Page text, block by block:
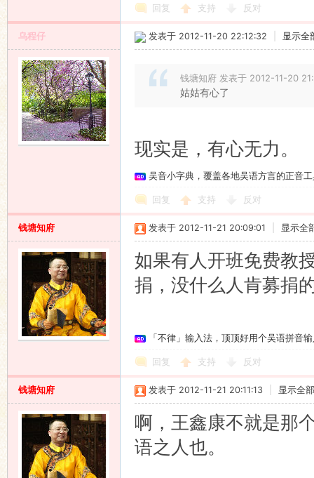
回复 支持 反对
乌程仔 发表于 2012-11-20 22:12:32 显示全
钱塘知府 发表于 2012-11-20
姑姑有心了
现实是，有心无力。
吴音小字典，覆盖各地吴语方言的正音
回复 支持 反对
钱塘知府 发表于 2012-11-21 20:09:01 显示全
如果有人开班免费教
捐，没什么人肯募捐
「不律」输入法，顶顶好用个吴语拼音
回复 支持 反对
钱塘知府 发表于 2012-11-21 20:11:13 显示全
啊，王鑫康不就是那
语之人也。